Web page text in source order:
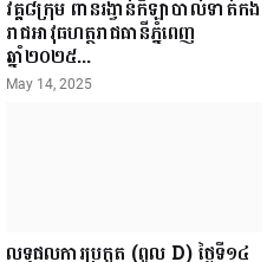
វគ្គ៨ក្រុម ពានរង្វាន់កីឡាបាល់ទាត់កង
រាជអាវុធហត្ថរាជធានីភ្នំពេញ
ឆ្នាំ២០២៥...
May 14, 2025
លទ្ធផលការប្រកួត (ពូល D) ថ្ងៃទី១៤